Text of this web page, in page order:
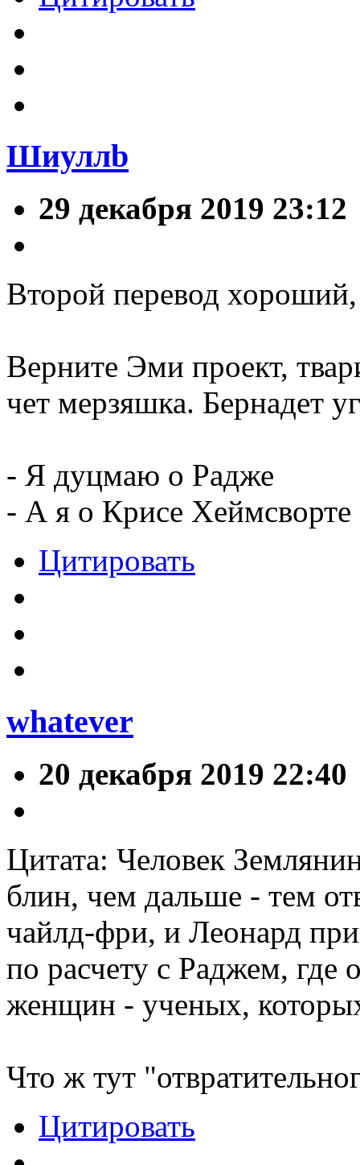
Шиуллb
29 декабря 2019 23:12
Второй перевод
Верните Эми проект,
чет мерзяшка. Бернадет
- Я дуцмаю о Радже
- А я о Крисе Хеймсворте
Цитировать
whatever
20 декабря 2019 22:40
Цитата: Человек
блин, чем дальше - тем
чайлд-фри, и Леонард
по расчету с Раджем, где
женщин - ученых,
Что ж тут
Цитировать